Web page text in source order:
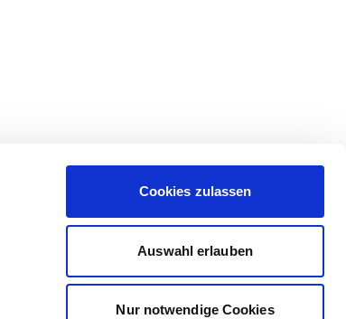
Cookies zulassen
Auswahl erlauben
Nur notwendige Cookies